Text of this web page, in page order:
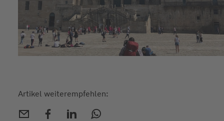
Artikel weiterempfehlen: